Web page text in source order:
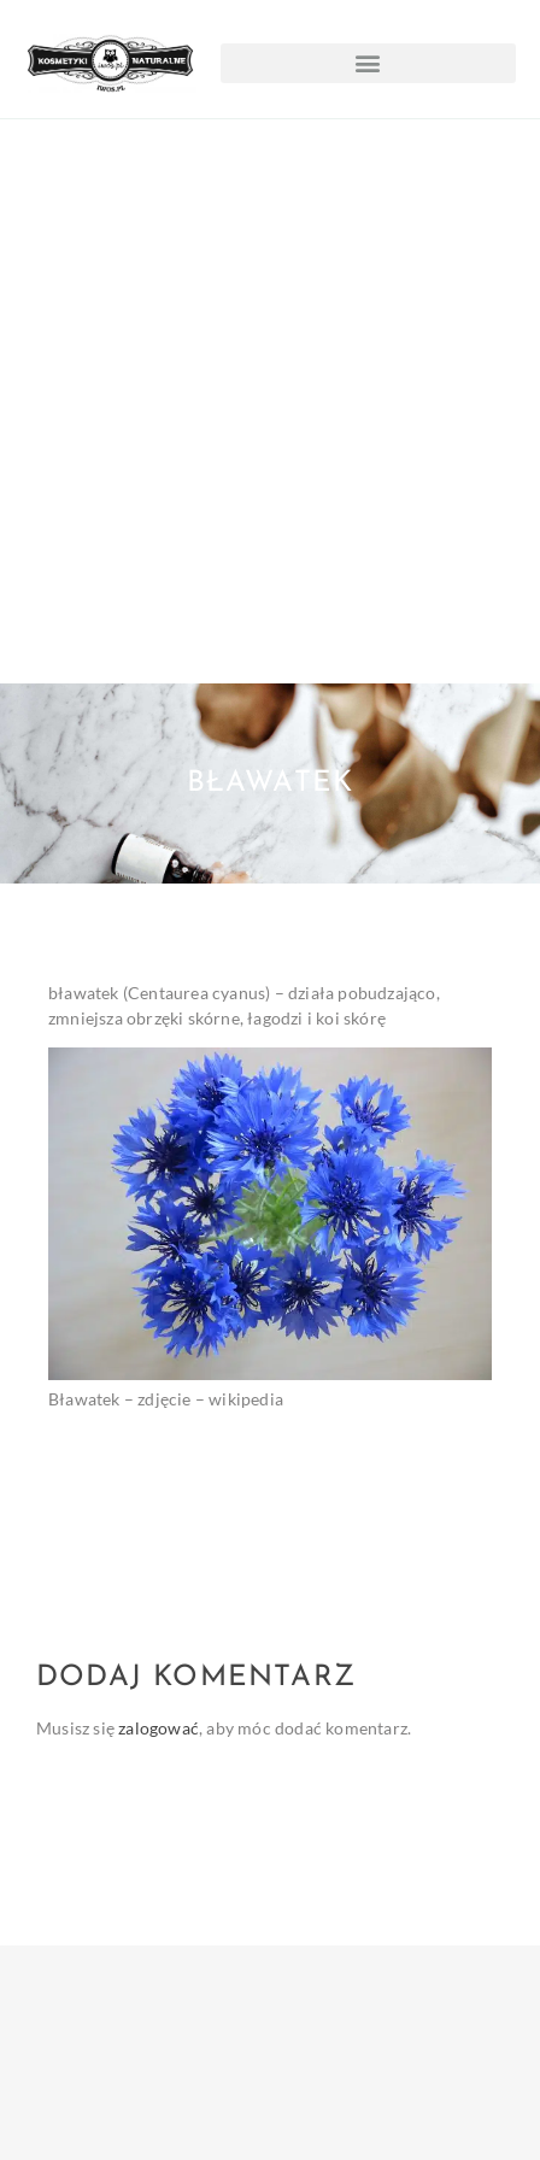
BŁAWATEK
bławatek (Centaurea cyanus) – działa pobudzająco,
zmniejsza obrzęki skórne, łagodzi i koi skórę
Bławatek – zdjęcie – wikipedia
DODAJ KOMENTARZ
Musisz sięzalogować, aby móc dodać komentarz.